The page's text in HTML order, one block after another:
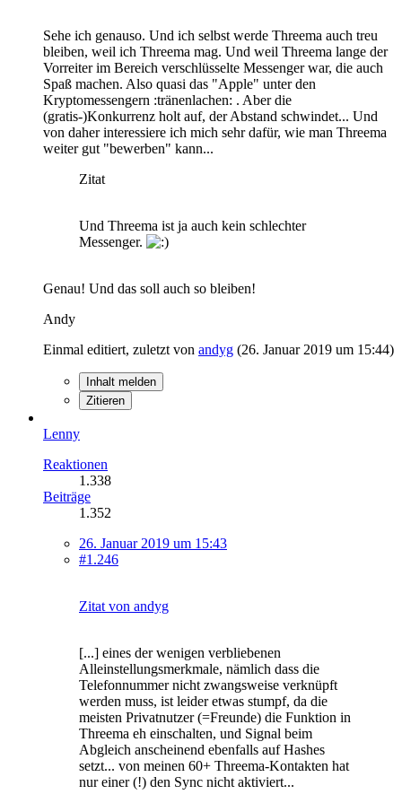
Sehe ich genauso. Und ich selbst werde Threema auch treu
bleiben, weil ich Threema mag. Und weil Threema lange der
Vorreiter im Bereich verschlüsselte Messenger war, die auch
Spaß machen. Also quasi das "Apple" unter den
Kryptomessengern :tränenlachen: . Aber die
(gratis-)Konkurrenz holt auf, der Abstand schwindet... Und
von daher interessiere ich mich sehr dafür, wie man Threema
weiter gut "bewerben" kann...
Zitat
Und Threema ist ja auch kein schlechter
Messenger.
Genau! Und das soll auch so bleiben!
Andy
Einmal editiert, zuletzt von andyg (26. Januar 2019 um 15:44)
Inhalt melden
Zitieren
Lenny
Reaktionen
1.338
Beiträge
1.352
26. Januar 2019 um 15:43
#1.246
Zitat von andyg
[...] eines der wenigen verbliebenen
Alleinstellungsmerkmale, nämlich dass die
Telefonnummer nicht zwangsweise verknüpft
werden muss, ist leider etwas stumpf, da die
meisten Privatnutzer (=Freunde) die Funktion in
Threema eh einschalten, und Signal beim
Abgleich anscheinend ebenfalls auf Hashes
setzt... von meinen 60+ Threema-Kontakten hat
nur einer (!) den Sync nicht aktiviert...